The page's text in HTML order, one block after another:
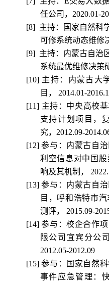
任公司， 2020.01-
[8] 主持：国家自然科
可修系统动态维修
[9] 主持：内蒙古自治
系统最优维修决策
[10] 主持：内蒙古大
目，
2014.01-
[11] 主持：中央高校
支持计划项目，
究， 2012.09-
[12]参与：内蒙古自
利空信息对中国
响及其机制，
[13]参与：内蒙古自
目，呼和浩特市汽
测评，
2015.09-
[14]参与：校企合作
限公司宜宾分公
2012.05-2012.09
[15]参与：国家自然
事件应急管理：